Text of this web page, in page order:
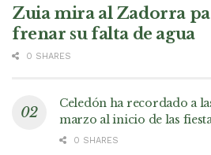
Zuia mira al Zadorra
frenar su falta de agua
0 SHARES
Celedón ha recordado a
marzo al inicio de las
0 SHARES